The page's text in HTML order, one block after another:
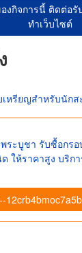
งกิจการนี้ ติดต่อรั
ทำเว็บไซต์
เหรียญสำหรับนักส
ระบูชา รับซื้อกรอ
ให้ราคาสูง บริก